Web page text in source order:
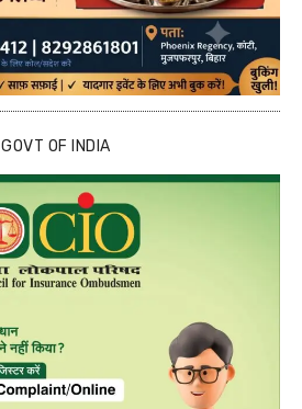
GOVT OF INDIA